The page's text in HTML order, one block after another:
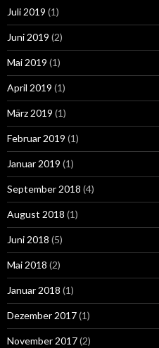
Juli 2019 (1)
Juni 2019 (2)
Mai 2019 (1)
April 2019 (1)
März 2019 (1)
Februar 2019 (1)
Januar 2019 (1)
September 2018 (4)
August 2018 (1)
Juni 2018 (5)
Mai 2018 (2)
Januar 2018 (1)
Dezember 2017(1)
November 2017(2)